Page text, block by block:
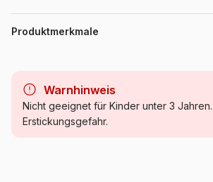
Lernen die Uhr zu lesen Puzzle 21 Teile
x 4 cm
Produktmerkmale
Alter
Warnhinweis
Nicht geeignet für Kinder unter 3 Jahren.
Erstickungsgefahr.